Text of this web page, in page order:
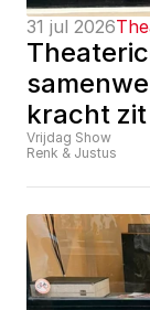
31 jul 2026
kracht
Vrijdag Show
Renk & Justus